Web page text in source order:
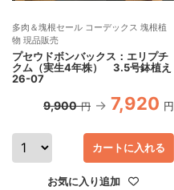
多肉＆塊根セール コーデックス 塊根植
物 現品販売
プセウドボンバックス：エリプチ
クム（実生4年株） 3.5号鉢植え
26-07
9,900 円 7,920 円
カートに入れる
お気に入り追加